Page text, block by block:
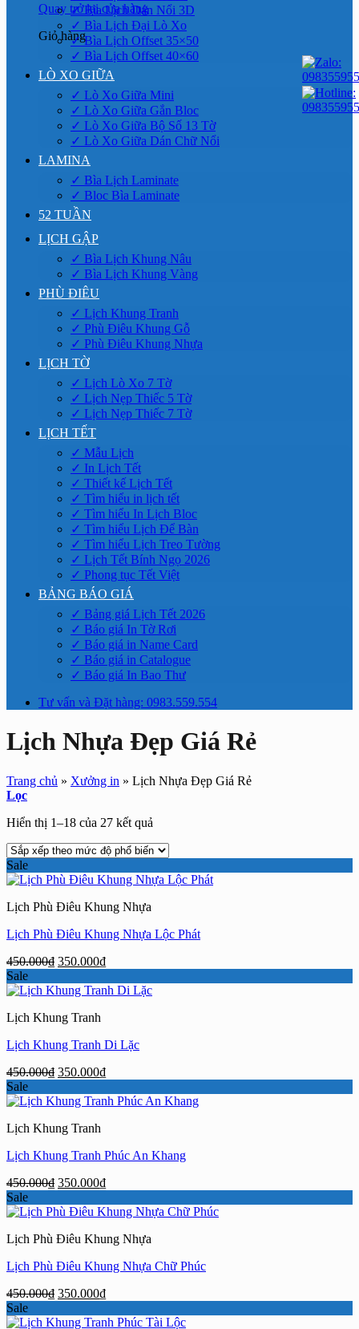
Quay trở lại cửa hàng
Giỏ hàng
✓ Bìa Lịch Dán Nổi 3D
✓ Bìa Lịch Đại Lò Xo
✓ Bìa Lịch Offset 35×50
✓ Bìa Lịch Offset 40×60
LÒ XO GIỮA
✓ Lò Xo Giữa Mini
✓ Lò Xo Giữa Gắn Bloc
✓ Lò Xo Giữa Bộ Số 13 Tờ
✓ Lò Xo Giữa Dán Chữ Nổi
LAMINA
✓ Bìa Lịch Laminate
✓ Bloc Bìa Laminate
52 TUẦN
LỊCH GẬP
✓ Bìa Lịch Khung Nâu
✓ Bìa Lịch Khung Vàng
PHÙ ĐIÊU
✓ Lịch Khung Tranh
✓ Phù Điêu Khung Gỗ
✓ Phù Điêu Khung Nhựa
LỊCH TỜ
✓ Lịch Lò Xo 7 Tờ
✓ Lịch Nẹp Thiếc 5 Tờ
✓ Lịch Nẹp Thiếc 7 Tờ
LỊCH TẾT
✓ Mẫu Lịch
✓ In Lịch Tết
✓ Thiết kế Lịch Tết
✓ Tìm hiểu in lịch tết
✓ Tìm hiểu In Lịch Bloc
✓ Tìm hiểu Lịch Để Bàn
✓ Tìm hiểu Lịch Treo Tường
✓ Lịch Tết Bính Ngọ 2026
✓ Phong tục Tết Việt
BẢNG BÁO GIÁ
✓ Bảng giá Lịch Tết 2026
✓ Báo giá In Tờ Rơi
✓ Báo giá in Name Card
✓ Báo giá in Catalogue
✓ Báo giá In Bao Thư
Tư vấn và Đặt hàng: 0983.559.554
Lịch Nhựa Đẹp Giá Rẻ
Trang chủ » Xưởng in » Lịch Nhựa Đẹp Giá Rẻ
Lọc
Hiển thị 1–18 của 27 kết quả
xếp
mức
Sale
Lịch Phù Điêu Khung Nhựa
Lịch Phù Điêu Khung Nhựa Lộc Phát
450.000₫ Giá
là:
350.000₫Giá
tại
Sale
Lịch Khung Tranh
Lịch Khung Tranh Di Lặc
450.000₫ Giá
là:
350.000₫Giá
tại
Sale
Lịch Khung Tranh
Lịch Khung Tranh Phúc An Khang
450.000₫ Giá
là:
350.000₫Giá
tại
350.000₫.
Sale
Lịch Phù Điêu Khung Nhựa
Lịch Phù Điêu Khung Nhựa Chữ Phúc
450.000₫ Giá
là:
350.000₫Giá
tại
Sale